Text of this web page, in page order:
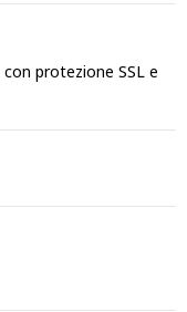
protezione SSL e